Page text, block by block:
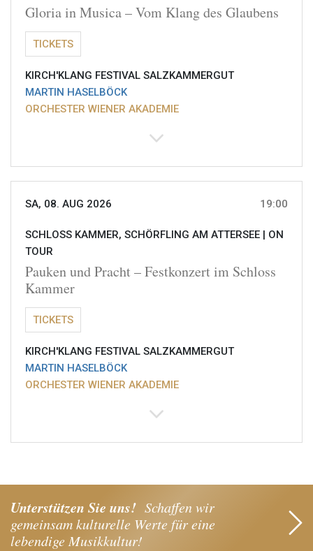
Gloria in Musica – Vom Klang des Glaubens
TICKETS
KIRCH'KLANG FESTIVAL SALZKAMMERGUT
MARTIN HASELBÖCK
ORCHESTER WIENER AKADEMIE
SA, 08. AUG 2026 19:00
SCHLOSS KAMMER, SCHÖRFLING AM ATTERSEE | ON
TOUR
Pauken und Pracht – Festkonzert im Schloss
Kammer
TICKETS
KIRCH'KLANG FESTIVAL SALZKAMMERGUT
MARTIN HASELBÖCK
ORCHESTER WIENER AKADEMIE
Unterstützen Sie uns! Schaffen wir
gemeinsam kulturelle Werte für eine
lebendige Musikkultur!